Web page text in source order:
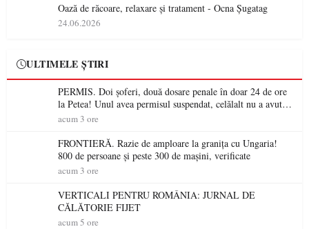
Oază de răcoare, relaxare și tratament - Ocna Șugatag
24.06.2026
ULTIMELE ȘTIRI
PERMIS. Doi șoferi, două dosare penale în doar 24 de ore
la Petea! Unul avea permisul suspendat, celălalt nu a avut
niciodată permis
acum 3 ore
FRONTIERĂ. Razie de amploare la granița cu Ungaria!
800 de persoane și peste 300 de mașini, verificate
acum 3 ore
VERTICALI PENTRU ROMÂNIA: JURNAL DE
CĂLĂTORIE FIJET
acum 5 ore